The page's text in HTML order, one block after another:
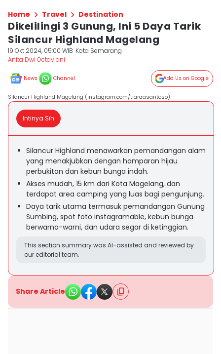
Home Travel Destination
Dikelilingi 3 Gunung, Ini 5 Daya Tarik
Silancur Highland Magelang
19 Okt 2024, 05:00 WIB Kota Semarang
Anita Dwi Octaviani
News Channel Add Us on Google
Silancur Highland Magelang (instagram.com/tiaraasantoso)
Intinya Sih
Silancur Highland menawarkan pemandangan alam
yang menakjubkan dengan hamparan hijau
perbukitan dan kebun bunga indah.
Akses mudah, 15 km dari Kota Magelang, dan
terdapat area camping yang luas bagi pengunjung.
Daya tarik utama termasuk pemandangan Gunung
Sumbing, spot foto instagramable, kebun bunga
berwarna-warni, dan udara segar di ketinggian.
This section summary was AI-assisted and reviewed by
our editorial team.
Share Article